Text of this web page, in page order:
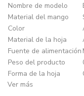
Nombre de modelo
Material del mango
Color
Material de la hoja
Fuente de alimentación
Peso del producto
Forma de la hoja
Ver más